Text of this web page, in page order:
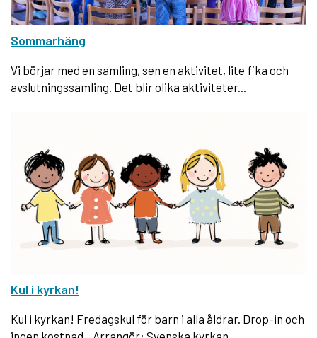
Sommarhäng
Vi börjar med en samling, sen en aktivitet, lite fika och
avslutningssamling. Det blir olika aktiviteter...
Kul i kyrkan!
Kul i kyrkan! Fredagskul för barn i alla åldrar. Drop-in och